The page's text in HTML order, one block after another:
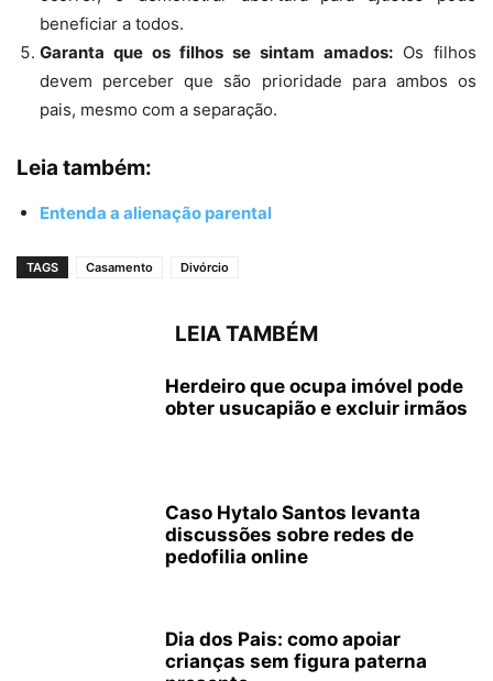
beneficiar a todos.
Garanta que os filhos se sintam amados: Os filhos
devem perceber que são prioridade para ambos os
pais, mesmo com a separação.
Leia também:
Entenda a alienação parental
TAGS Casamento Divórcio
LEIA TAMBÉM
Herdeiro que ocupa imóvel pode
obter usucapião e excluir irmãos
Caso Hytalo Santos levanta
discussões sobre redes de
pedofilia online
Dia dos Pais: como apoiar
crianças sem figura paterna